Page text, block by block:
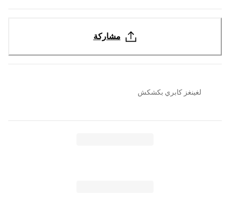
مشاركة
لغينغز كابري بكشكش